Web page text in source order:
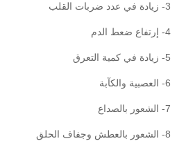
3- زيادة في عدد ضربات القلب
4- إرتفاع ضعط الدم
5- زيادة في كمية التعرق
6- العصبية والكآبة
7- الشعور بالصداع
8- الشعور بالعطش وجفاف الحلق